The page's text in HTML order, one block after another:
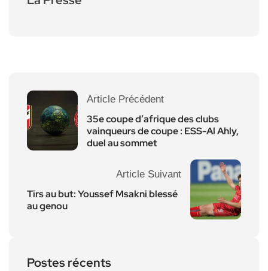
Article Précédent
35e coupe d’afrique des clubs
vainqueurs de coupe : ESS-Al Ahly,
duel au sommet
Article Suivant
Tirs au but: Youssef Msakni blessé
au genou
Postes récents